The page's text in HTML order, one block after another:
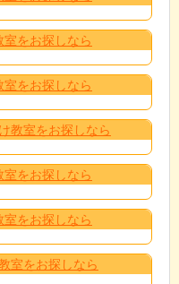
をお探しなら
をお探しなら
教室をお探しなら
をお探しなら
をお探しなら
室をお探しなら